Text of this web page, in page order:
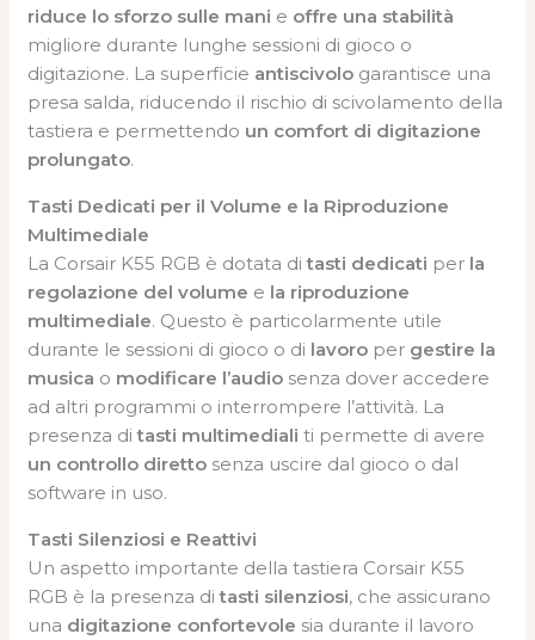
riduce lo sforzo sulle mani e offre una stabilità
migliore durante lunghe sessioni di gioco o
digitazione. La superficie antiscivolo garantisce una
presa salda, riducendo il rischio di scivolamento della
tastiera e permettendo un comfort di digitazione
prolungato.
Tasti Dedicati per il Volume e la Riproduzione
Multimediale
La Corsair K55 RGB è dotata ditasti dedicati per la
regolazione del volume e la riproduzione
multimediale. Questo è particolarmente utile
durante le sessioni di gioco o di lavoro per gestire la
musica o modificare l’audio senza dover accedere
ad altri programmi o interrompere l’attività. La
presenza ditasti multimediali ti permette di avere
un controllo diretto senza uscire dal gioco o dal
software in uso.
Tasti Silenziosi e Reattivi
Un aspetto importante della tastiera Corsair K55
RGB è la presenza ditasti silenziosi, che assicurano
una digitazione confortevole sia durante il lavoro